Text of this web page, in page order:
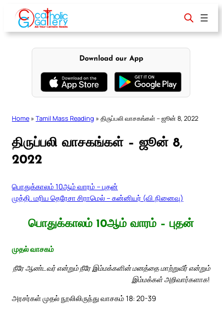
content
Download our App
Home » Tamil Mass Reading » திருப்பலி வாசகங்கள் – ஜூன் 8, 2022
திருப்பலி வாசகங்கள் – ஜூன் 8,
2022
பொதுக்காலம் 10ஆம் வாரம் – புதன்
முத்தி. மரிய தெரேசா சிராமெல் – கன்னியர் (வி.நினைவு)
பொதுக்காலம் 10ஆம் வாரம் – புதன்
முதல் வாசகம்
நீரே ஆண்டவர் என்றும் நீரே இம்மக்களின் மனத்தை மாற்றுவீர் என்றும்
இம்மக்கள் அறிவார்களாக!
அரசர்கள் முதல் நூலிலிருந்து வாசகம் 18: 20-39